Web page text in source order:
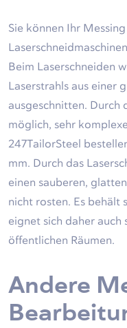
Sie können Ihr
Beim Laserschneiden
Laserstrahls aus einer
ausgeschnitten. Durch
möglich, sehr
247TailorSteel
mm. Durch das
einen sauberen,
nicht rosten. Es behält
eignet sich daher auch
öffentlichen Räumen.
Andere